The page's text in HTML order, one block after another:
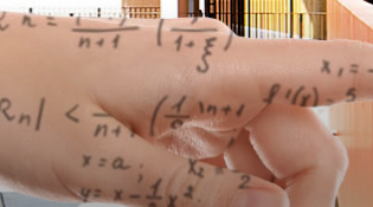
Aller
principal
LYCÉE
Tout savoir sur le lycée